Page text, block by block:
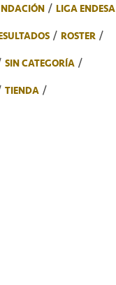
LIGA ENDESA
ROSTER
SIN CATEGORÍA
TIENDA